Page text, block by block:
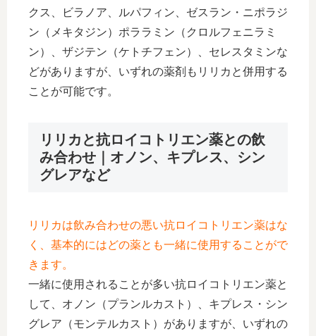
クス、ビラノア、ルパフィン、ゼスラン・ニポラジ
ン（メキタジン）ポララミン（クロルフェニラミ
ン）、ザジテン（ケトチフェン）、セレスタミンな
どがありますが、いずれの薬剤もリリカと併用する
ことが可能です。
リリカと抗ロイコトリエン薬との飲
み合わせ｜オノン、キプレス、シン
グレアなど
リリカは飲み合わせの悪い抗ロイコトリエン薬はな
く、基本的にはどの薬とも一緒に使用することがで
きます。
一緒に使用されることが多い抗ロイコトリエン薬と
して、オノン（プランルカスト）、キプレス・シン
グレア（モンテルカスト）がありますが、いずれの